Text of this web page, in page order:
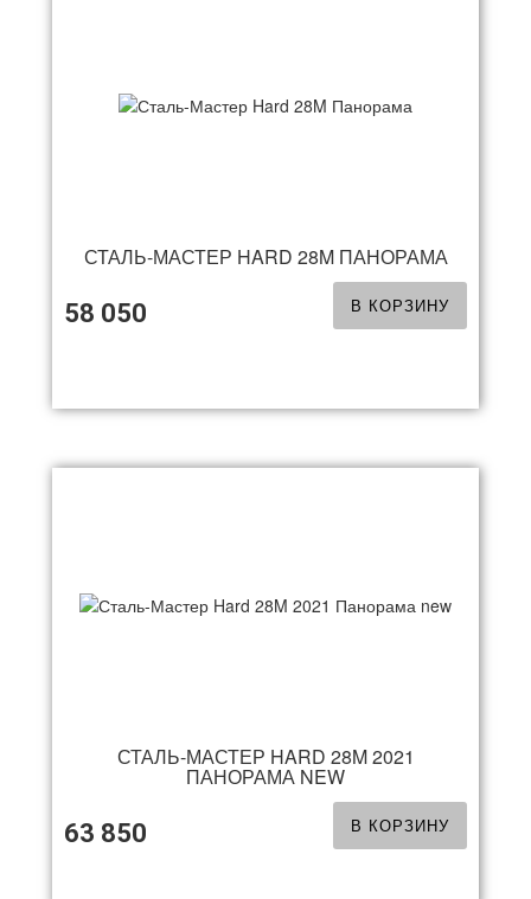
СТАЛЬ-МАСТЕР HARD 28M ПАНОРАМА
58 050 В КОРЗИНУ
СТАЛЬ-МАСТЕР HARD 28M 2021
ПАНОРАМА NEW
63 850 В КОРЗИНУ